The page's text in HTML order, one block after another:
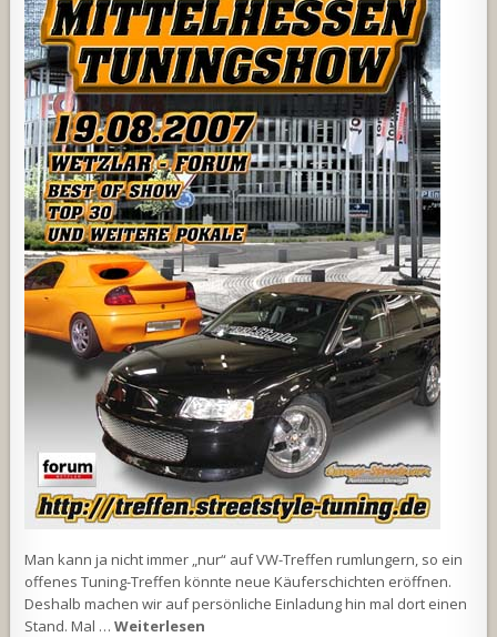
Man kann ja nicht immer „nur“ auf VW-Treffen rumlungern, so ein
offenes Tuning-Treffen könnte neue Käuferschichten eröffnen.
Deshalb machen wir auf persönliche Einladung hin mal dort einen
Stand. Mal …Weiterlesen